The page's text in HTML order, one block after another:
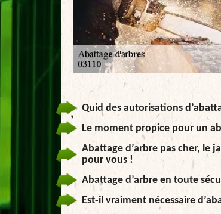
Quid des autorisations
Le moment propice pour un
Abattage d’arbre pas cher, le
pour vous !
Abattage d’arbre en toute
Est-il vraiment nécessaire